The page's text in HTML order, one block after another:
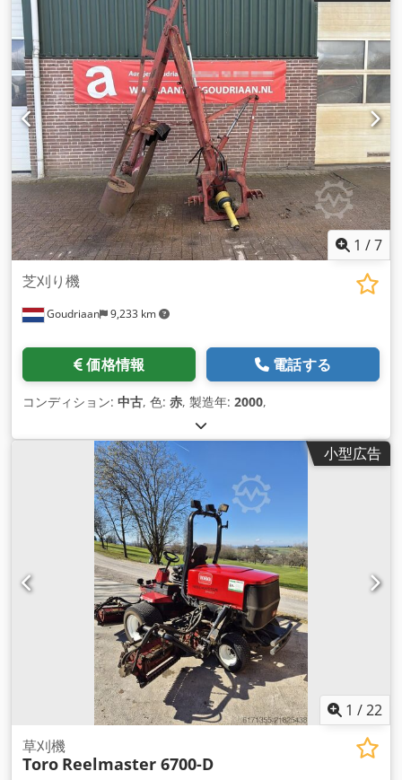
1 /7
Goudriaan 9,233 km
芝刈り機
価格情報 電話する
コンディション: 中古, 色: 赤, 製造年: 2000,
小型広告
1 /22
草刈機
Toro Reelmaster 6700-D